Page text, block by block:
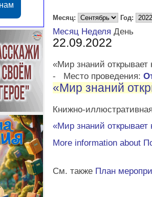
Напишите нам
Месяц: Год:
Месяц Неделя День
22.09.2022
«Мир знаний открывает
-
Место проведения:
«Мир знаний
Книжно-
«Мир знаний открывает
More information about
См. также План